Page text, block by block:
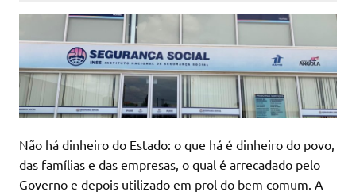
Não há dinheiro do Estado: o que há é dinheiro do povo,
das famílias e das empresas, o qual é arrecadado pelo
Governo e depois utilizado em prol do bem comum. A